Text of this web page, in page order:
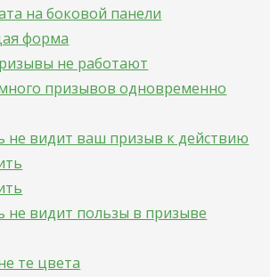
на боковой панели
форма
не работают
призывов одновременно
не видит ваш призыв к действию
не видит пользы в призыве
те цвета